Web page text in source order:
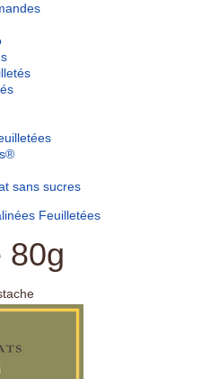
sans sucres
Feuilletées
80g